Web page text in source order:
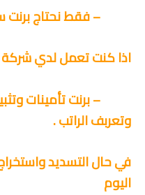
– فقط نحتاج برنت
اذا كنت تعمل لدي
– برنت تأمينات
وتعربف الراتب .
في حال التسديد
اليوم